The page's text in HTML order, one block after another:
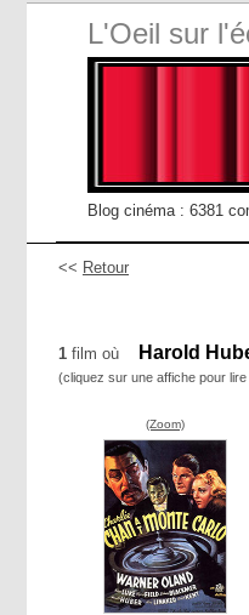
L'Oeil sur
Blog cinéma : 6381
<< Retour
1 film où Harold
(cliquez sur une affiche pour
(Zoom)